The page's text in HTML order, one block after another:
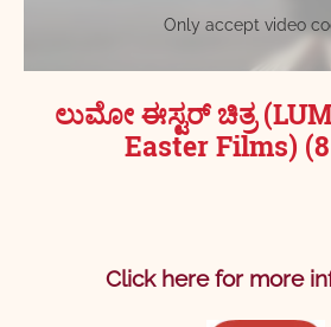
Only accept video
ಲುಮೋ ಈಸ್ಟರ್ ಚಿತ್ರ
Easter Films)
Click here for more